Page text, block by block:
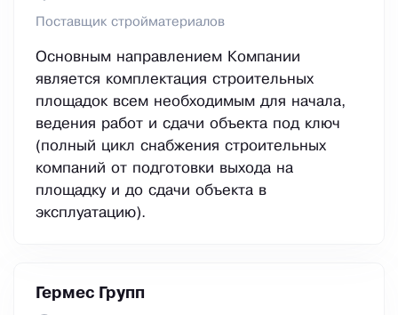
Поставщик стройматериалов
Основным направлением Компании
является комплектация строительных
площадок всем необходимым для начала,
ведения работ и сдачи объекта под ключ
(полный цикл снабжения строительных
компаний от подготовки выхода на
площадку и до сдачи объекта в
эксплуатацию).
Гермес Групп